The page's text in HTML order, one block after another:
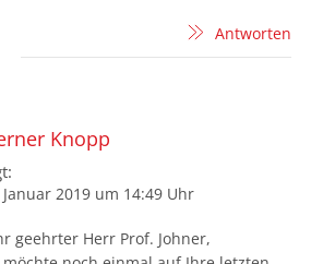
Antworten
Knopp
Januar 2019 um 14:49 Uhr
geehrter Herr Prof. Johner,